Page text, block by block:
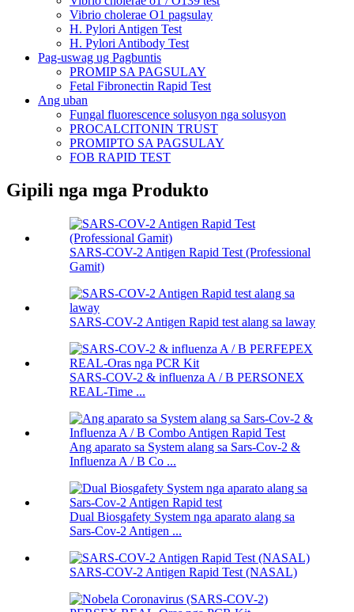
Vibrio cholerae O1 pagsulay
H. Pylori Antigen Test
H. Pylori Antibody Test
Pag-uswag ug Pagbuntis
PROMIP SA PAGSULAY
Fetal Fibronectin Rapid Test
Ang uban
Fungal fluorescence solusyon nga solusyon
PROCALCITONIN TRUST
PROMIPTO SA PAGSULAY
FOB RAPID TEST
Gipili nga mga Produkto
SARS-COV-2 Antigen Rapid Test (Professional
Gamit)
SARS-COV-2 Antigen Rapid test alang sa laway
SARS-COV-2 & influenza A / B PERSONEX
REAL-Time ...
Ang aparato sa System alang sa Sars-Cov-2 &
Influenza A / B Co ...
Dual Biosgafety System nga aparato alang sa
Sars-Cov-2 Antigen ...
SARS-COV-2 Antigen Rapid Test (NASAL)